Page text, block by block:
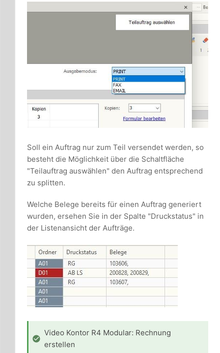
Soll ein Auftrag nur zum Teil versendet werden, so
besteht die Möglichkeit über die Schaltfläche
"Teilauftrag auswählen" den Auftrag entsprechend
zu splitten.
Welche Belege bereits für einen Auftrag generiert
wurden, ersehen Sie in der Spalte "Druckstatus" in
der Listenansicht der Aufträge.
Video Kontor R4 Modular: Rechnung
erstellen